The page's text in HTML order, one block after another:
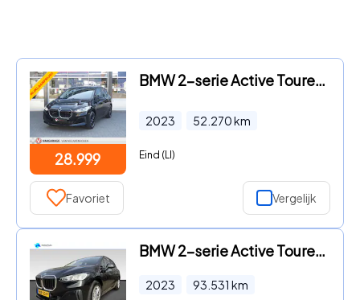
28.999
BMW 2-serie Active Tourer - 225e xDrive *t/m 10de bouwjaar garantie
2023 52.270km
Eind (LI)
Favoriet Vergelijk
BMW 2-serie Active Tourer - 2 Serie Active Tourer | 225e xDrive Plug-in Hybride | Trekha
2023 93.531 km